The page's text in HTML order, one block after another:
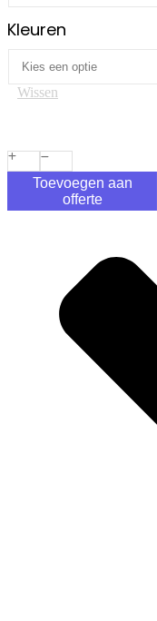
Kleuren
Wissen
Toevoegen aan
offerte